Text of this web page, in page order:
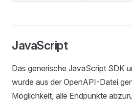
JavaScript
Das generische JavaScript SDK
wurde aus der OpenAPI-Datei
Möglichkeit, alle Endpunkte